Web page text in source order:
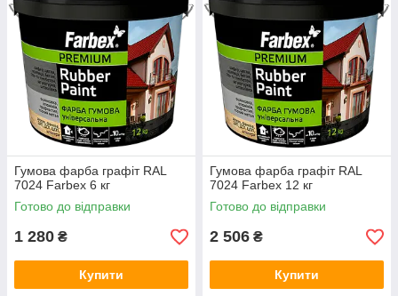
Гумова фарба графіт RAL
7024 Farbex 6 кг
Готово до відправки
1 280 ₴
Купити
Гумова фарба графіт RAL
7024 Farbex 12 кг
Готово до відправки
2 506 ₴
Купити